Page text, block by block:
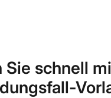
Sie schnell